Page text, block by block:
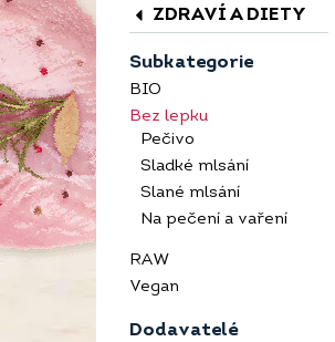
ZDRAVÍ A DIETY
Subkategorie
BIO
Bez lepku
Pečivo
Sladké mlsání
Slané mlsání
Na pečení a vaření
RAW
Vegan
Dodavatelé